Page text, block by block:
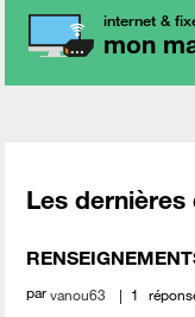
internet &
mon
Les
parvanou63 1